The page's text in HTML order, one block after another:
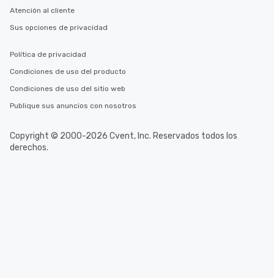
Atención al cliente
Sus opciones de privacidad
Política de privacidad
Condiciones de uso del producto
Condiciones de uso del sitio web
Publique sus anuncios con nosotros
Copyright © 2000-2026 Cvent, Inc. Reservados todos los
derechos.